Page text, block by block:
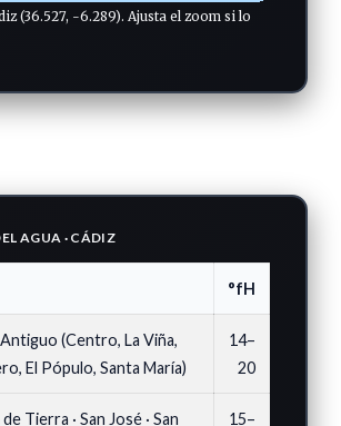
(36.527, -6.289). Ajusta el zoom si lo
AGUA · CÁDIZ
°fH
(Centro, La Viña,
El Pópulo, Santa María)
14–
20
Tierra · San José · San
15–